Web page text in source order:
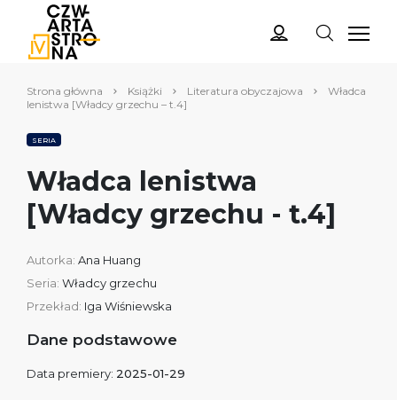
Strona główna Książki Literatura obyczajowa
Władca
lenistwa [Władcy grzechu – t.4]
SERIA
Władca lenistwa
[Władcy grzechu - t.4]
Autorka: Ana Huang
Seria: Władcy grzechu
Przekład: Iga Wiśniewska
Dane podstawowe
Data premiery: 2025-01-29